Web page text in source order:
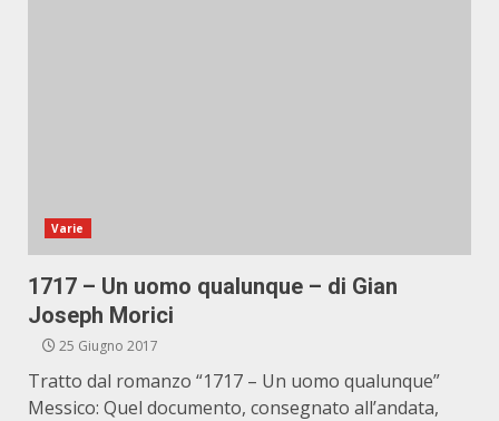
Varie
1717 – Un uomo qualunque – di Gian
Joseph Morici
25 Giugno 2017
Tratto dal romanzo “1717 – Un uomo qualunque”
Messico: Quel documento, consegnato all’andata,